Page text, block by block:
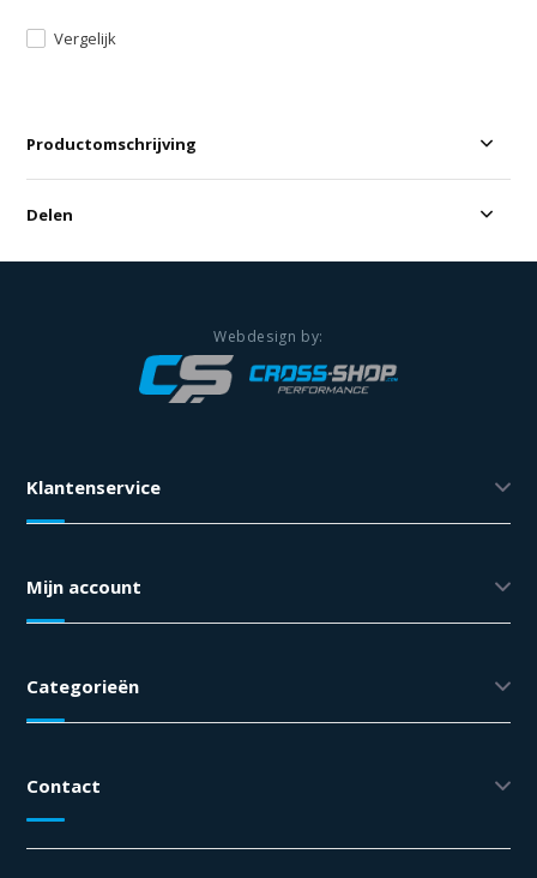
Vergelijk
Productomschrijving
Delen
Klantenservice
Mijn account
Categorieën
Contact